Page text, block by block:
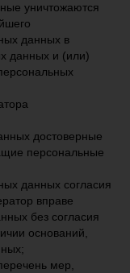
уничтожаются
данных в
данных и (или)
достоверные
персональные
данных согласия
вправе
без согласия
оснований,
мер,